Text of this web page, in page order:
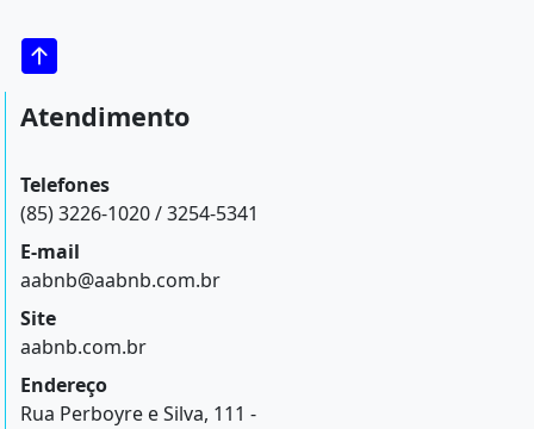
Atendimento
Telefones
(85) 3226-1020 / 3254-5341
E-mail
aabnb@aabnb.com.br
Site
aabnb.com.br
Endereço
Rua Perboyre e Silva, 111 -